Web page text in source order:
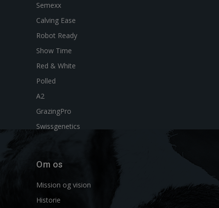
Semexx
Calving Ease
Robot Ready
Show Time
Red & White
Polled
A2
GrazingPro
Swissgenetics
Om os
Mission og vision
Historie